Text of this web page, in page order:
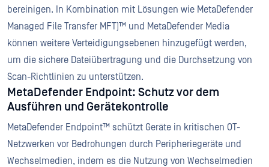
bereinigen. In Kombination mit Lösungen wie MetaDefender
Managed File Transfer MFT)™ und MetaDefender Media
können weitere Verteidigungsebenen hinzugefügt werden,
um die sichere Dateiübertragung und die Durchsetzung von
Scan-Richtlinien zu unterstützen.
MetaDefender Endpoint: Schutz vor dem
Ausführen und Gerätekontrolle
MetaDefender Endpoint™ schützt Geräte in kritischen OT-
Netzwerken vor Bedrohungen durch Peripheriegeräte und
Wechselmedien, indem es die Nutzung von Wechselmedien